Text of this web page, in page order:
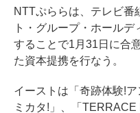
NTTぷららは、テレビ番
ト・グループ・ホール
することで1月31日に合
た資本提携を行なう。
イーストは「奇跡体験!
ミカタ!」、「